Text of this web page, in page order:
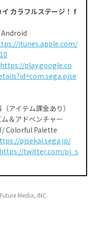
カラフルステージ！ f
itunes.apple.com/
https://play.google.co
アイテム課金あり）
＆アドベンチャー
Colorful Palette
pjsekai.sega.jp/
https://twitter.com/pj_s
Media, INC.